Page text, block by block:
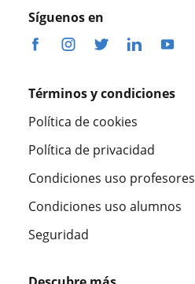
Síguenos en
Términos y condiciones
Política de cookies
Política de privacidad
Condiciones uso profesores
Condiciones uso alumnos
Seguridad